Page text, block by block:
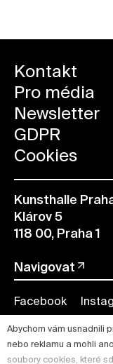
Kontakt
Pro média
Newsletter
GDPR
Cookies
Kunsthalle
Klárov 5
118 00, Praha 1
Navigovat
Facebook
Abychom vám usnadnili
nebo reklamu a mohli
soubory cookies, které